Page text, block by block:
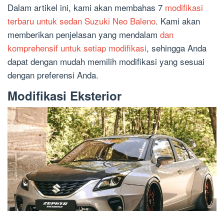
Dalam artikel ini, kami akan membahas 7 modifikasi
terbaru untuk sedan Suzuki Neo Baleno. Kami akan
memberikan penjelasan yang mendalam dan
komprehensif untuk setiap modifikasi, sehingga Anda
dapat dengan mudah memilih modifikasi yang sesuai
dengan preferensi Anda.
Modifikasi Eksterior